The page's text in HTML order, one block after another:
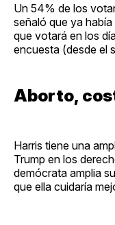
Un 54% de los
señaló que ya
que votará en los
encuesta (desde el
Aborto,
Harris tiene una
Trump en los
demócrata amplia
que ella cuidaría